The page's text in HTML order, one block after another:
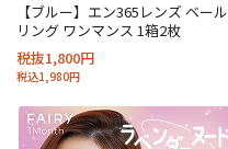
【ブルー】エン365レンズ ベール
リング ワンマンス 1箱2枚
税抜1,800円
税込1,980円